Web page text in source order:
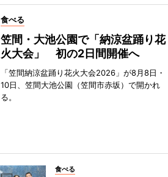
食べる
笠間・大池公園で「納涼盆踊り花
火大会」 初の2日間開催へ
「笠間納涼盆踊り花火大会2026」が8月8日・
10日、笠間大池公園（笠間市赤坂）で開かれ
る。
食べる